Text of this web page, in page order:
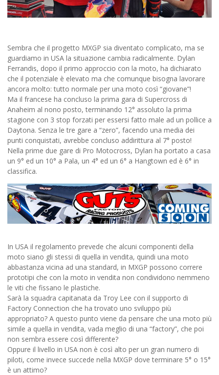
Sembra che il progetto MXGP sia diventato complicato, ma se
guardiamo in USA la situazione cambia radicalmente. Dylan
Ferrandis, dopo il primo approccio con la moto, ha dichiarato
che il potenziale è elevato ma che comunque bisogna lavorare
ancora molto: tutto normale per una moto così “giovane”!
Ma il francese ha concluso la prima gara di Supercross di
Anaheim al nono posto, terminando 12° assoluto la prima
stagione con 3 stop forzati per essersi fatto male ad un pollice a
Daytona. Senza le tre gare a “zero”, facendo una media dei
punti conquistati, avrebbe concluso addirittura al 7° posto!
Nella prime due gare di Pro Motocross, Dylan ha portato a casa
un 9° ed un 10° a Pala, un 4° ed un 6° a Hangtown ed è 6° in
classifica.
In USA il regolamento prevede che alcuni componenti della
moto siano gli stessi di quella in vendita, quindi una moto
abbastanza vicina ad una standard, in MXGP possono correre
prototipi che con la moto in vendita non condividono nemmeno
le viti che fissano le plastiche.
Sarà la squadra capitanata da Troy Lee con il supporto di
Factory Connection che ha trovato uno sviluppo più
appropriato? A questo punto viene da pensare che una moto più
simile a quella in vendita, vada meglio di una “factory”, che poi
non sembra essere così differente?
Oppure il livello in USA non è così alto per un gran numero di
piloti, come invece succede nella MXGP dove terminare 5° o 15°
è un attimo?